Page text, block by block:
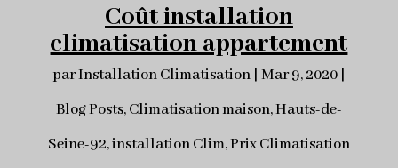
Coût installation
climatisation appartement
parInstallation Climatisation| Mar 9, 2020|
Blog Posts,Climatisation maison,Hauts-de-
Seine-92,installation Clim,Prix Climatisation